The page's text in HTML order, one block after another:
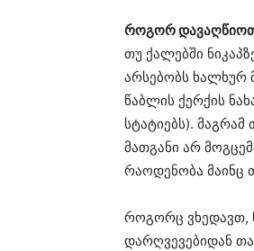
როგორ დავაღწიოთ
თუ ქალებში
არსებობს ხალხურ
წაბლის ქერქის
სტატიებს).
მათგანი არ
რაოდენობა მაინც
როგორც ვხედავთ,
დარღვევებიდან